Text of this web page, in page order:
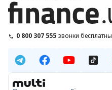
0 800 307 555 звонки бесплатны